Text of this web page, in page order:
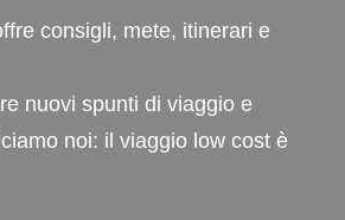
consigli, mete, itinerari e
nuovi spunti di viaggio e
noi: il viaggio low cost è